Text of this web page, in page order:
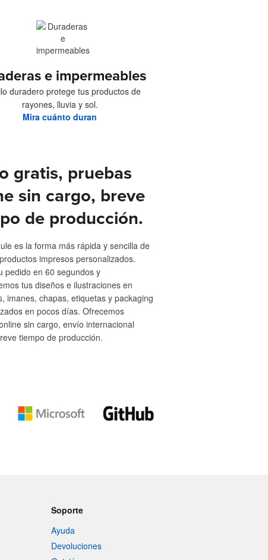
e impermeables
duradero protege tus productos de
rayones, lluvia y sol.
Mira cuánto duran
gratis, pruebas
sin cargo, breve
de producción.
es la forma más rápida y sencilla de
impresos personalizados.
pedido en 60 segundos y
tus diseños e ilustraciones en
imanes, chapas, etiquetas y packaging
en pocos días. Ofrecemos
sin cargo, envío internacional
tiempo de producción.
Soporte
Ayuda
Devoluciones